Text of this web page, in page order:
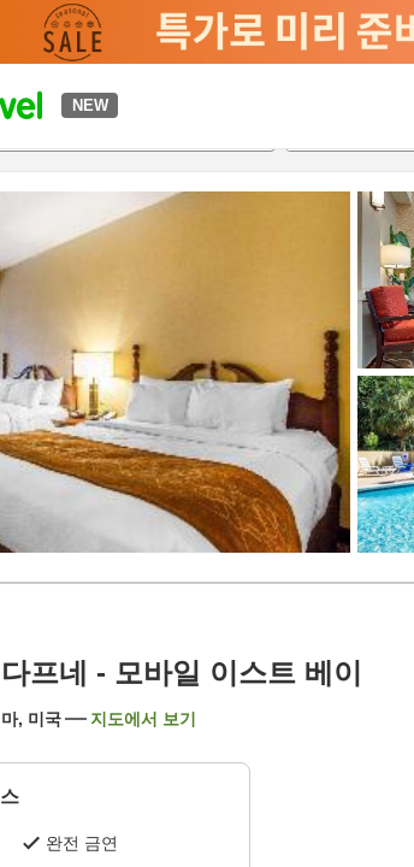
NEW
후기 편의 시설/서비스
프네 - 모바일 이스트 베이
, 미국 지도에서 보기
완전 금연